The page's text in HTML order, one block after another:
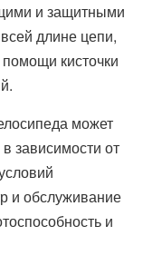
и защитными
длине цепи,
кисточки
может
зависимости от
и обслуживание
и